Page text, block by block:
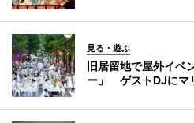
見る・遊ぶ
旧居留地で屋外イベ
ー」 ゲストDJにマ